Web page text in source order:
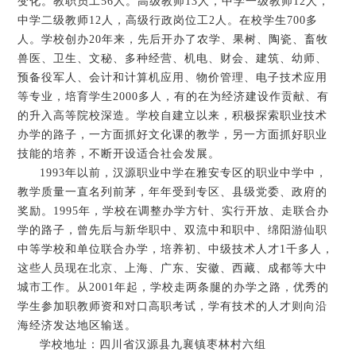
中学二级教师12人，高级行政岗位工2人。在校学生700多
人。学校创办20年来，先后开办了农学、果树、陶瓷、畜牧
兽医、卫生、文秘、多种经营、机电、财会、建筑、幼师、
预备役军人、会计和计算机应用、物价管理、电子技术应用
等专业，培育学生2000多人，有的在为经济建设作贡献、有
的升入高等院校深造。学校自建立以来，积极探索职业技术
办学的路子，一方面抓好文化课的教学，另一方面抓好职业
技能的培养，不断开设适合社会发展。
1993年以前，汉源职业中学在雅安专区的职业中学中，
教学质量一直名列前茅，年年受到专区、县级党委、政府的
奖励。1995年，学校在调整办学方针、实行开放、走联合办
学的路子，曾先后与新华职中、双流中和职中、绵阳游仙职
中等学校和单位联合办学，培养初、中级技术人才1千多人，
这些人员现在北京、上海、广东、安徽、西藏、成都等大中
城市工作。从2001年起，学校走两条腿的办学之路，优秀的
学生参加职教师资和对口高职考试，学有技术的人才则向沿
海经济发达地区输送。
学校地址：四川省汉源县九襄镇枣林村六组